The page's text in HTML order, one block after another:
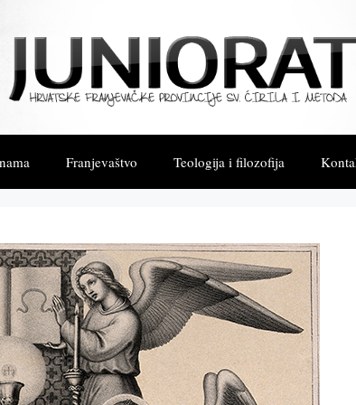
Franjevaštvo Teologija i filozofija